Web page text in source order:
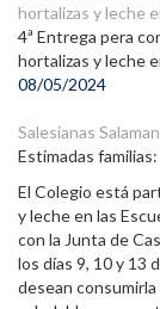
hortalizas y leche
4ª Entrega pera
hortalizas y leche
08/05/2024
Salesianas
Estimadas familias:
El Colegio está
y leche en las
con la Junta de
los días 9, 10 y 13
desean